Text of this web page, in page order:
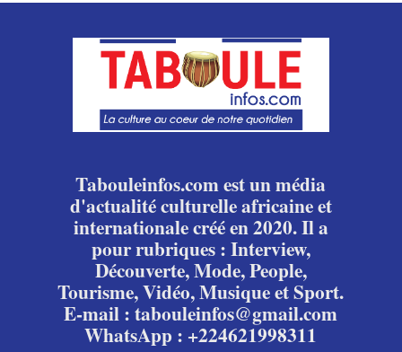
Tabouleinfos.com est un média
d'actualité culturelle africaine et
internationale créé en 2020. Il a
pour rubriques : Interview,
Découverte, Mode, People,
Tourisme, Vidéo, Musique et Sport.
E-mail : tabouleinfos@gmail.com
WhatsApp : +224621998311